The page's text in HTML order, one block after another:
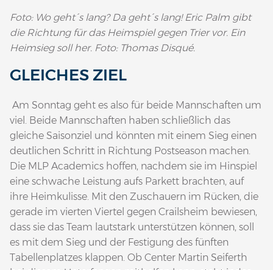
Foto: Wo geht´s lang? Da geht´s lang! Eric Palm gibt
die Richtung für das Heimspiel gegen Trier vor. Ein
Heimsieg soll her. Foto: Thomas Disqué.
GLEICHES ZIEL
Am Sonntag geht es also für beide Mannschaften um
viel. Beide Mannschaften haben schließlich das
gleiche Saisonziel und könnten mit einem Sieg einen
deutlichen Schritt in Richtung Postseason machen.
Die MLP Academics hoffen, nachdem sie im Hinspiel
eine schwache Leistung aufs Parkett brachten, auf
ihre Heimkulisse. Mit den Zuschauern im Rücken, die
gerade im vierten Viertel gegen Crailsheim bewiesen,
dass sie das Team lautstark unterstützen können, soll
es mit dem Sieg und der Festigung des fünften
Tabellenplatzes klappen. Ob Center Martin Seiferth